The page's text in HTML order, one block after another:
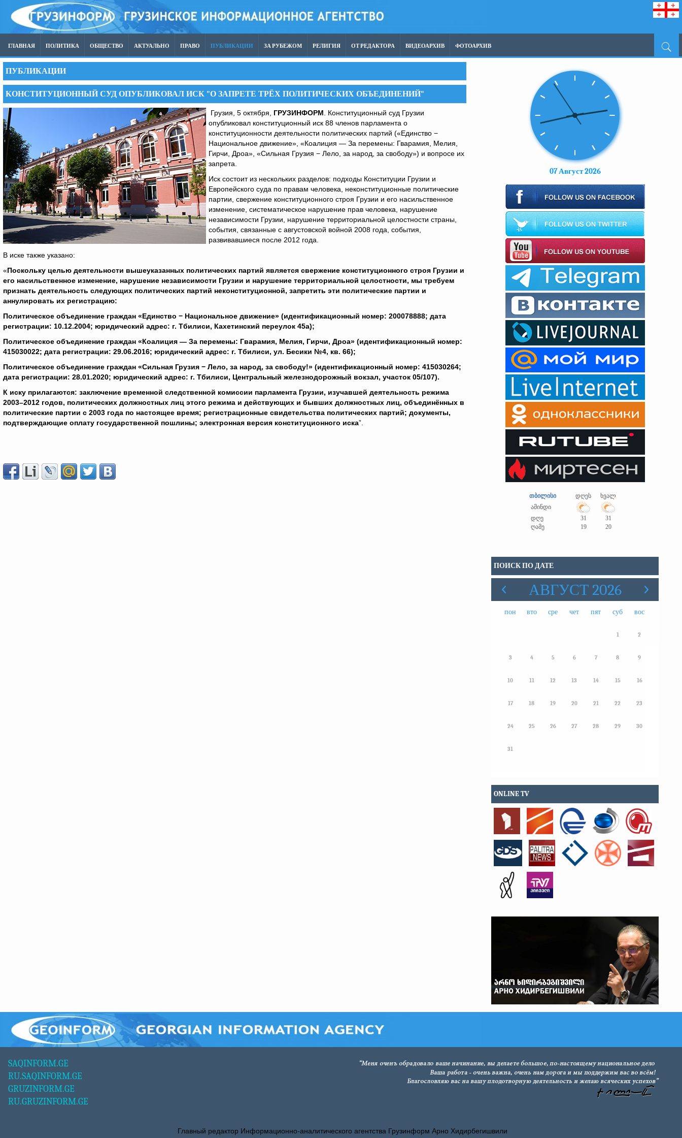
ГЛАВНАЯ ПОЛИТИКА ОБЩЕСТВО АКТУАЛЬНО ПРАВО ПУБЛИКАЦИИ ЗА РУБЕЖОМ РЕЛИГИЯ ОТ РЕДАКТОРА ВИДЕОАРХИВ ФОТОАРХИВ
ПУБЛИКАЦИИ
КОНСТИТУЦИОННЫЙ СУД ОПУБЛИКОВАЛ ИСК "О ЗАПРЕТЕ ТРЁХ ПОЛИТИЧЕСКИХ ОБЪЕДИНЕНИЙ"
Грузия, 5 октября, ГРУЗИНФОРМ . Конституционный суд Грузии
опубликовал конституционный иск 88 членов парламента о
конституционности деятельности политических партий («Единство −
Национальное движение», «Коалиция — За перемены: Гварамия, Мелия,
Гирчи, Дроа», «Сильная Грузия − Лело, за народ, за свободу») и вопросе их
запрета.
Иск состоит из нескольких разделов: подходы Конституции Грузии и
Европейского суда по правам человека, неконституционные политические
партии, свержение конституционного строя Грузии и его насильственное
изменение, систематическое нарушение прав человека, нарушение
независимости Грузии, нарушение территориальной целостности страны,
события, связанные с августовской войной 2008 года, события,
развивавшиеся после 2012 года.
В иске также указано:
«Поскольку целью деятельности вышеуказанных политических партий является свержение конституционного строя Грузии и
его насильственное изменение, нарушение независимости Грузии и нарушение территориальной целостности, мы требуем
признать деятельность следующих политических партий неконституционной, запретить эти политические партии и
аннулировать их регистрацию:
Политическое объединение граждан «Единство − Национальное движение» (идентификационный номер: 200078888; дата
регистрации: 10.12.2004; юридический адрес: г. Тбилиси, Кахетинский переулок 45а);
Политическое объединение граждан «Коалиция — За перемены: Гварамия, Мелия, Гирчи, Дроа» (идентификационный номер:
415030022; дата регистрации: 29.06.2016; юридический адрес: г. Тбилиси, ул. Бесики №4, кв. 66);
Политическое объединение граждан «Сильная Грузия − Лело, за народ, за свободу!» (идентификационный номер: 415030264;
дата регистрации: 28.01.2020; юридический адрес: г. Тбилиси, Центральный железнодорожный вокзал, участок 05/107).
К иску прилагаются: заключение временной следственной комиссии парламента Грузии, изучавшей деятельность режима
2003–2012 годов, политических должностных лиц этого режима и действующих и бывших должностных лиц, объединённых в
политические партии с 2003 года по настоящее время; регистрационные свидетельства политических партий; документы,
подтверждающие оплату государственной пошлины; электронная версия конституционного иска”.
07 Август 2026
თბილისი დღეს
ხვალ
ამინდი
დღე
31
31
ღამე
19 20
ПОИСК ПО ДАТЕ
АВГУСТ 2026
пон вто сре чет пят суб вос
1 2
3 4 5 6 7 8 9
10 11 12 13 14 15 16
17 18 19 20 21 22 23
24 25 26 27 28 29 30
31
ONLINE TV
SAQINFORM.GE
RU.SAQINFORM.GE
GRUZINFORM.GE
RU.GRUZINFORM.GE
Главный редактор Информационно-аналитического агентства Грузинформ Арно Хидирбегишвили